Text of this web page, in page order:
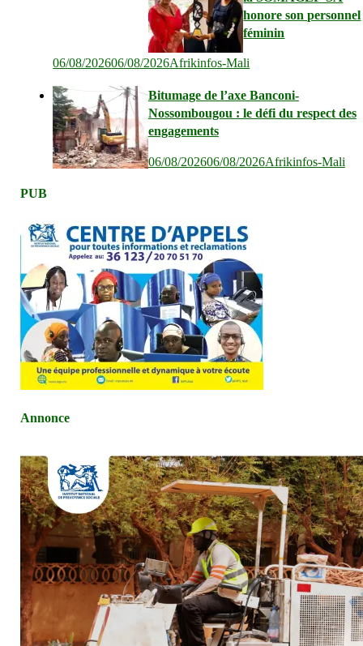
honore son personnel
féminin
06/08/202606/08/2026Afrikinfos-Mali
Bitumage de l’axe Banconi-
Nossombougou : le défi du respect des
engagements
06/08/202606/08/2026Afrikinfos-Mali
PUB
Annonce